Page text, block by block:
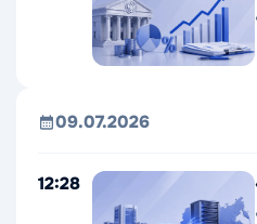
09.07.2026
12:28